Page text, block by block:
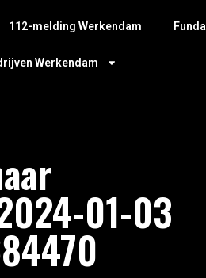
112-melding Werkendam Funda
Werkendam
01-03